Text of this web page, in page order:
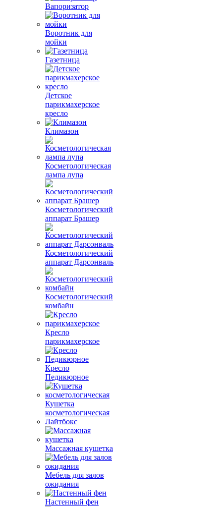
Вапоризатор
Воротник для
мойки
Газетница
Детское
парикмахерское
кресло
Климазон
Косметологическая
лампа лупа
Косметологический
аппарат Брашер
Косметологический
аппарат Дарсонваль
Косметологический
комбайн
Кресло
парикмахерское
Кресло
Педикюрное
Кушетка
косметологическая
Лайтбокс
Массажная кушетка
Мебель для залов
ожидания
Настенный фен